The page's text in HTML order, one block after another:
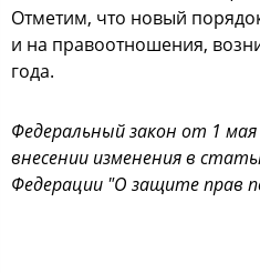
Отметим, что новый
и на правоотношения,
года.
Федеральный закон от 1
внесении изменения в
Федерации "О защите прав